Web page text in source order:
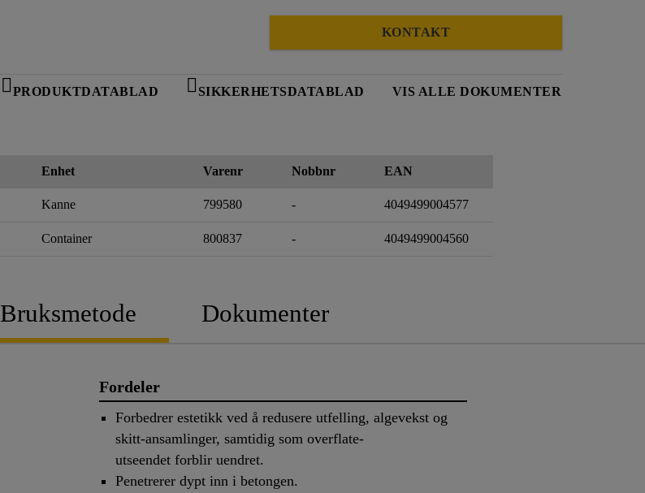
KONTAKT
PRODUKTDATABLAD SIKKERHETSDATABLAD VIS ALLE DOKUMENTER
Enhet Varenr Nobbnr EAN
Kanne 799580 - 4049499004577
Container 800837 - 4049499004560
Bruksmetode Dokumenter
Fordeler
Forbedrer estetikk ved å redusere utfelling, algevekst og
skitt-ansamlinger, samtidig som overflate-
utseendet forblir uendret.
Penetrerer dypt inn i betongen.